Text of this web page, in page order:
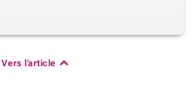
Vers l'article